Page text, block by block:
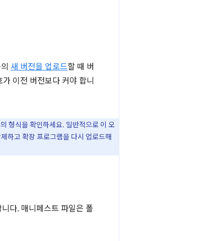
새 버전을 업로드할 때 버
이전 버전보다 커야 합니
형식을 확인하세요. 일반적으로 이 오
하고 확장 프로그램을 다시 업로드해
다. 매니페스트 파일은 폴